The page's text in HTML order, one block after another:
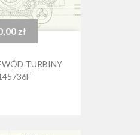
zł
TURBINY